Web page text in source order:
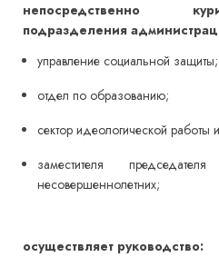
непосредственно
подразделения
управление социальной защиты;
отдел по образованию;
сектор идеологической
заместителя
несовершеннолетних;
осуществляет руководство: